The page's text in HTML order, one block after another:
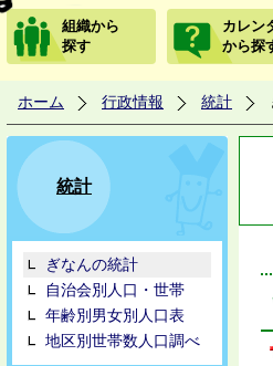
組織から
探す
カレン
から探
ホーム 行政情報 統計
統計
ぎなんの統計
自治会別人口・世帯
年齢別男女別人口表
地区別世帯数人口調べ